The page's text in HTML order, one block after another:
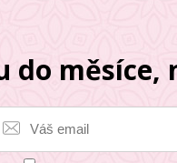
do měsíce,